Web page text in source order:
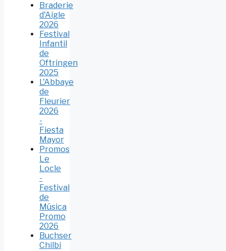
Braderie
d'Aigle
2026
Festival
Infantil
de
Oftringen
2025
L'Abbaye
de
Fleurier
2026
-
Fiesta
Mayor
Promos
Le
Locle
-
Festival
de
Música
Promo
2026
Buchser
Chilbi